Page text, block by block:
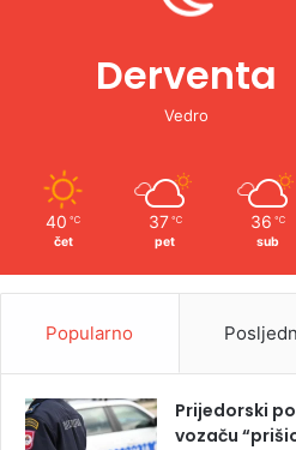
Derventa
Vedro
40 ℃
čet
37 ℃
pet
36 ℃
sub
Popularno
Prijedorski
vozaču